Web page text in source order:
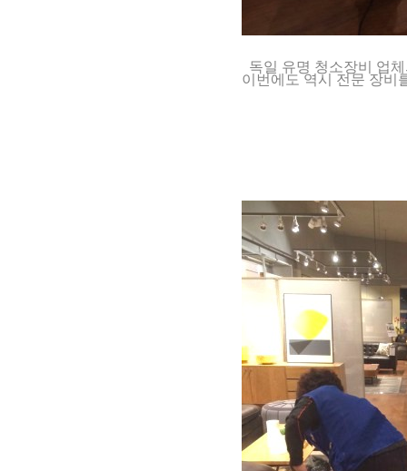
독일 유명 청소장비 업
이번에도 역시 전문 장비